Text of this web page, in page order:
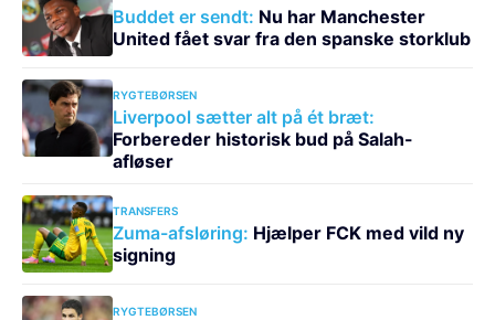
Buddet er sendt: Nu har Manchester
United fået svar fra den spanske storklub
RYGTEBØRSEN
Liverpool sætter alt på ét bræt:
Forbereder historisk bud på Salah-
afløser
TRANSFERS
Zuma-afsløring: Hjælper FCK med vild ny
signing
RYGTEBØRSEN